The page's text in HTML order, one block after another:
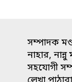
সম্পাদক
নাহার,
সহযোগী